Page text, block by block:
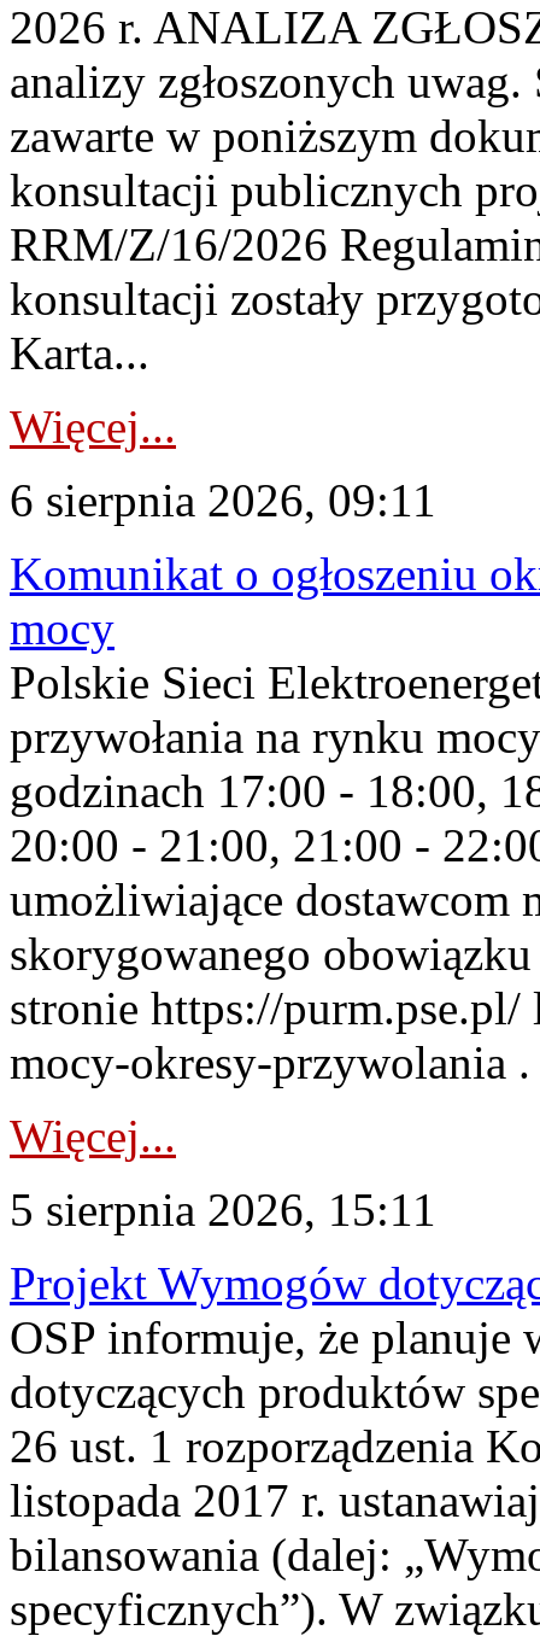
2026 r. ANALIZA
analizy zgłoszonych
zawarte w poniższym
konsultacji publicznych
RRM/Z/16/2026
konsultacji zostały
Karta...
Więcej...
6 sierpnia 2026, 09:11
Komunikat o ogłoszeniu
mocy
Polskie Sieci
przywołania na rynku
godzinach 17:00 - 18:00,
20:00 - 21:00, 21:00 -
umożliwiające dostawcom
skorygowanego
stronie https://
mocy-okresy-przywolania
Więcej...
5 sierpnia 2026, 15:11
Projekt Wymogów
OSP informuje, że planuje
dotyczących produktów
26 ust. 1 rozporządzenia
listopada 2017 r.
bilansowania (dalej:
specyficznych”). W